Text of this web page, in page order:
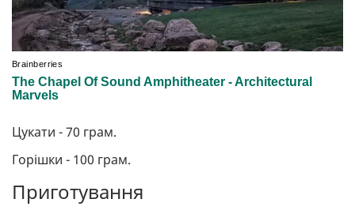
Цукати - 70 грам.
Горішки - 100 грам.
Приготування